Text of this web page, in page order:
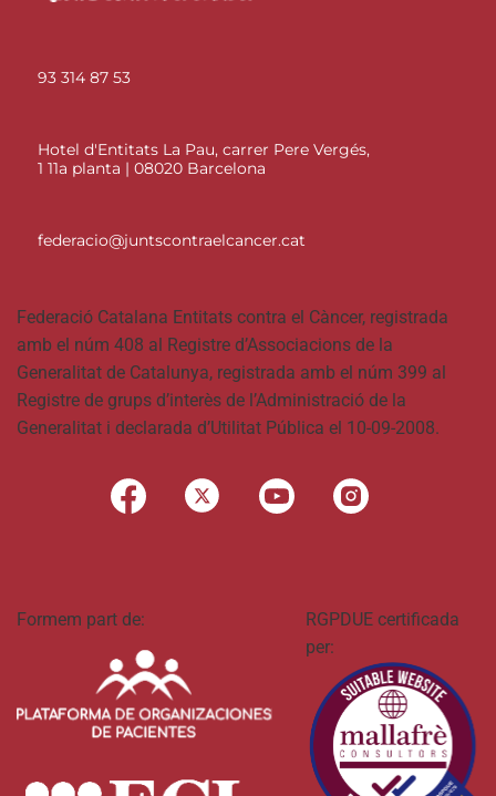
93 314 87 53
Hotel d'Entitats La Pau, carrer Pere Vergés,
1 11a planta | 08020 Barcelona
federacio@juntscontraelcancer.cat
Federació Catalana Entitats contra el Càncer, registrada
amb el núm 408 al Registre d’Associacions de la
Generalitat de Catalunya, registrada amb el núm 399 al
Registre de grups d’interès de l’Administració de la
Generalitat i declarada d’Utilitat Pública el 10-09-2008.
Formem part de:
RGPDUE certificada
per: